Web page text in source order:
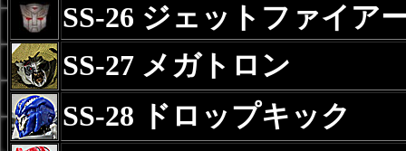
SS-26 ジェットファイア
SS-27 メガトロン
SS-28 ドロップキック